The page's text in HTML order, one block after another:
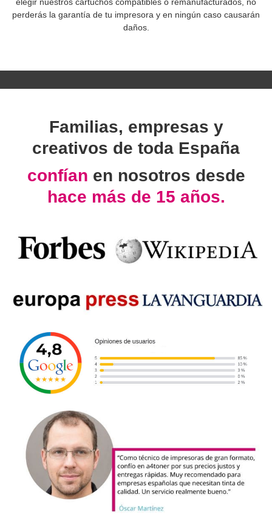
elegir nuestros cartuchos compatibles o remanufacturados, no
perderás la garantía de tu impresora y en ningún caso causarán
daños.
Familias, empresas y
creativos de toda España
confían en nosotros desde
hace más de 15 años.